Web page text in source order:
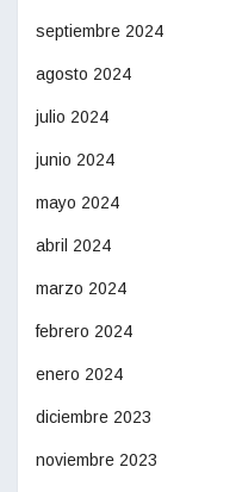
septiembre 2024
agosto 2024
julio 2024
junio 2024
mayo 2024
abril 2024
marzo 2024
febrero 2024
enero 2024
diciembre 2023
noviembre 2023